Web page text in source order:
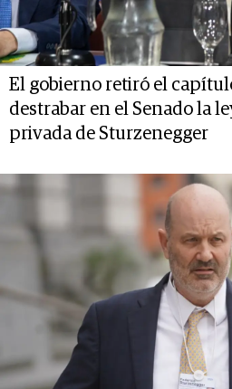
El gobierno retiró el
destrabar en el Senado la
privada de Sturzenegger